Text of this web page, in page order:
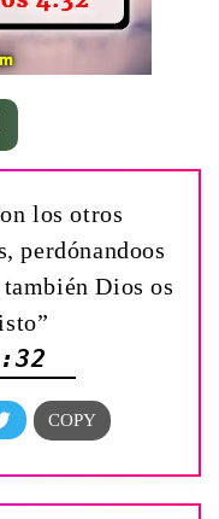
los otros
perdónandoos
Dios os